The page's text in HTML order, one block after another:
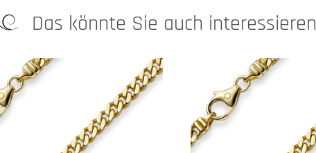
Das könnte Sie auch interessieren